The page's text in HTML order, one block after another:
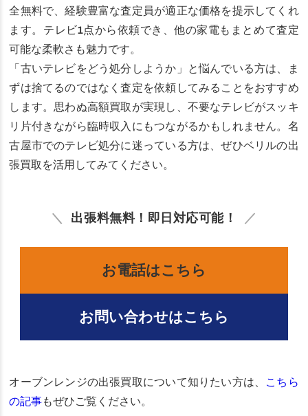
全無料で、経験豊富な査定員が適正な価格を提示してくれ
ます。テレビ1点から依頼でき、他の家電もまとめて査定
可能な柔軟さも魅力です。
「古いテレビをどう処分しようか」と悩んでいる方は、ま
ずは捨てるのではなく査定を依頼してみることをおすすめ
します。思わぬ高額買取が実現し、不要なテレビがスッキ
リ片付きながら臨時収入にもつながるかもしれません。名
古屋市でのテレビ処分に迷っている方は、ぜひベリルの出
張買取を活用してみてください。
出張料無料！即日対応可能！
お電話はこちら
お問い合わせはこちら
オーブンレンジの出張買取について知りたい方は、 こちら
の記事もぜひご覧ください。